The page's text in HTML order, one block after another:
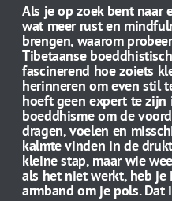
Als je op zoek bent naar
wat meer rust en
brengen, waarom
Tibetaanse
fascinerend hoe zoiets
herinneren om even stil
hoeft geen expert te
boeddhisme om de
dragen, voelen en
kalmte vinden in de
kleine stap, maar wie
als het niet werkt, heb
armband om je pols. Dat